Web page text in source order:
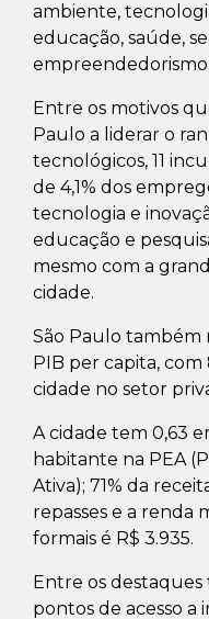
ambiente,
educação, saúde,
Entre os motivos
Paulo a liderar o
tecnológicos, 11
de 4,1% dos
tecnologia e
educação e
mesmo com a
cidade.
São Paulo também
PIB per capita,
cidade no setor
A cidade tem 0,63
habitante na PEA
Ativa); 71% da
repasses e a renda
formais é R$ 3.935.
Entre os destaques
pontos de acesso